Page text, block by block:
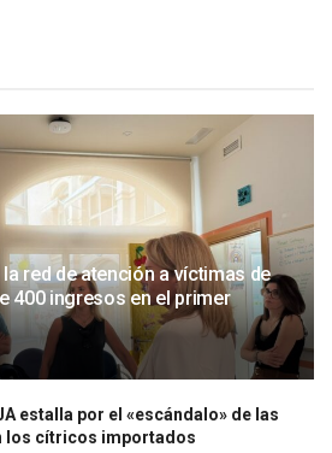
red de atención a víctimas de
400 ingresos en el primer
estalla por el «escándalo» de las
los cítricos importados